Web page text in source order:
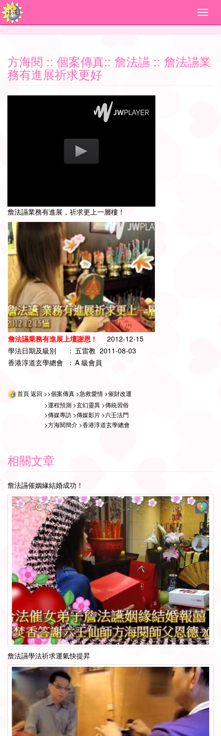
方海閱 :: 個案傳真:: 詹法讌 :: 詹法讌業
務有進展祈求更好
詹法讌業務有進展，祈求更上一層樓！
詹法讌業務有進展上壇謝恩 ! 2012-12-15
學法日期及級別
： 五雷教 2011-08-03
香港淳道玄學總會
： A 級會員
首頁返回 >>個案傳真 >急救愛情 >催財改運
>運程預測 >玄幻靈異 >傳統習俗
>傳媒專訪 >傳媒影片 >六壬法門
>方海閱簡介 >香港淳道玄學總會
相關文章
詹法讌催姻緣結婚成功！
詹法讌學法祈求運氣快提昇